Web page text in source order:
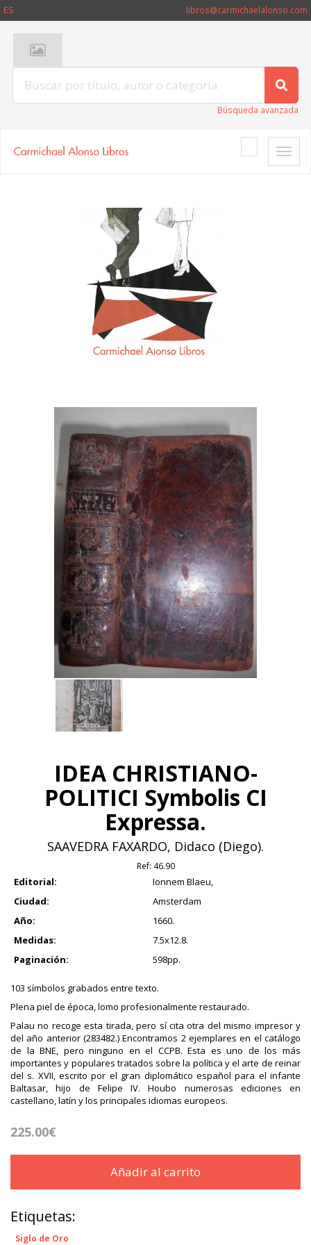
ES libros@carmichaelalonso.com
Búsqueda avanzada
Toggle
IDEA CHRISTIANO-
POLITICI Symbolis CI
Expressa.
SAAVEDRA FAXARDO, Didaco (Diego).
Ref: 46.90
Editorial:
Ionnem Blaeu,
Ciudad:
Amsterdam
Año:
1660.
Medidas:
7.5x12.8.
Paginación:
598pp.
103 símbolos grabados entre texto.
Plena piel de época, lomo profesionalmente restaurado.
Palau no recoge esta tirada, pero sí cita otra del mismo impresor y
del año anterior (283482.) Encontramos 2 ejemplares en el catálogo
de la BNE, pero ninguno en el CCPB. Esta es uno de los más
importantes y populares tratados sobre la política y el arte de reinar
del s. XVII, escrito por el gran diplomático español para el infante
Baltasar, hijo de Felipe IV. Houbo numerosas ediciones en
castellano, latín y los principales idiomas europeos.
225.00€
Añadir al carrito
Etiquetas:
Siglo de Oro